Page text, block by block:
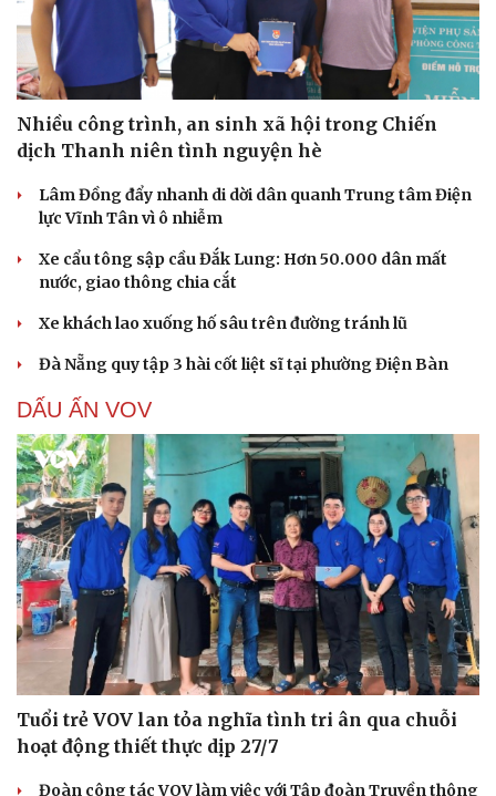
Nhiều công trình, an sinh xã hội trong Chiến
dịch Thanh niên tình nguyện hè
Lâm Đồng đẩy nhanh di dời dân quanh Trung tâm Điện
lực Vĩnh Tân vì ô nhiễm
Xe cẩu tông sập cầu Đắk Lung: Hơn 50.000 dân mất
nước, giao thông chia cắt
Xe khách lao xuống hố sâu trên đường tránh lũ
Đà Nẵng quy tập 3 hài cốt liệt sĩ tại phường Điện Bàn
DẤU ẤN VOV
Tuổi trẻ VOV lan tỏa nghĩa tình tri ân qua chuỗi
hoạt động thiết thực dịp 27/7
Đoàn công tác VOV làm việc với Tập đoàn Truyền thông